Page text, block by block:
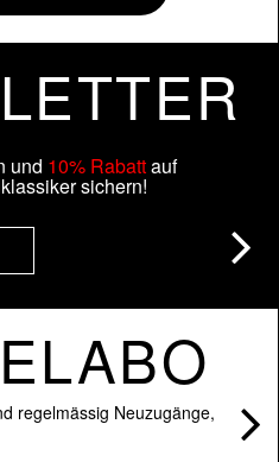
und 10% Rabattauf
sichern!
regelmässig Neuzugänge,